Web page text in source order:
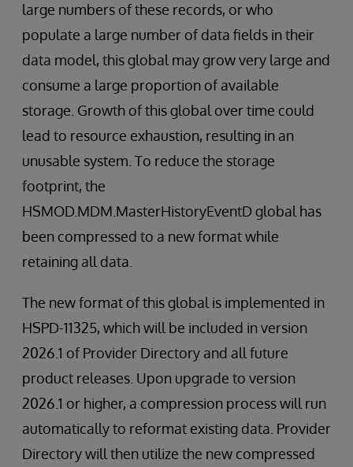
large numbers of these records, or who
populate a large number of data fields in their
data model, this global may grow very large and
consume a large proportion of available
storage. Growth of this global over time could
lead to resource exhaustion, resulting in an
unusable system. To reduce the storage
footprint, the
HSMOD.MDM.MasterHistoryEventD global has
been compressed to a new format while
retaining all data.
The new format of this global is implemented in
HSPD-11325, which will be included in version
2026.1 of Provider Directory and all future
product releases. Upon upgrade to version
2026.1 or higher, a compression process will run
automatically to reformat existing data. Provider
Directory will then utilize the new compressed